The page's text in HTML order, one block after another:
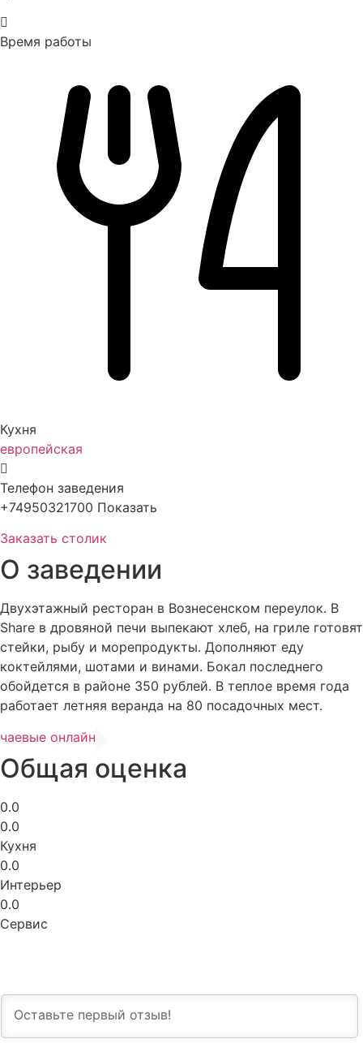
Время работы
Кухня
европейская
Телефон заведения
+74950321700 Показать
Заказать столик
О заведении
Двухэтажный ресторан в Вознесенском переулок. В
Share в дровяной печи выпекают хлеб, на гриле готовят
стейки, рыбу и морепродукты. Дополняют еду
коктейлями, шотами и винами. Бокал последнего
обойдется в районе 350 рублей. В теплое время года
работает летняя веранда на 80 посадочных мест.
чаевые онлайн
Общая оценка
0.0
0.0
Кухня
0.0
Интерьер
0.0
Сервис